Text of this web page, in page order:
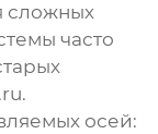
сложных
часто
.
осей: